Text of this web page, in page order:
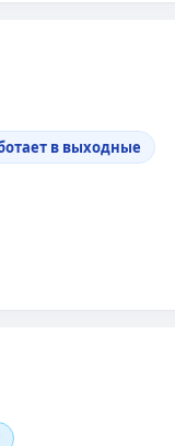
в выходные